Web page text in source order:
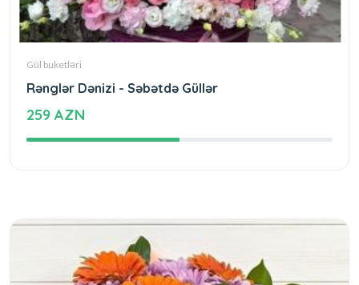
Gül buketləri
Rənglər Dənizi - Səbətdə Güllər
259 AZN